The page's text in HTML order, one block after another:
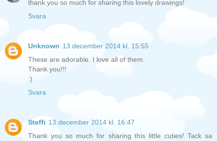
thank you so much for sharing this lovely drawings!
Svara
Unknown 13 december 2014 kl. 15:55
These are adorable. I love all of them.
Thank you!!!
:)
Svara
Steffi 13 december 2014 kl. 16:47
Thank you so much for sharing this little cuties! Tack sa